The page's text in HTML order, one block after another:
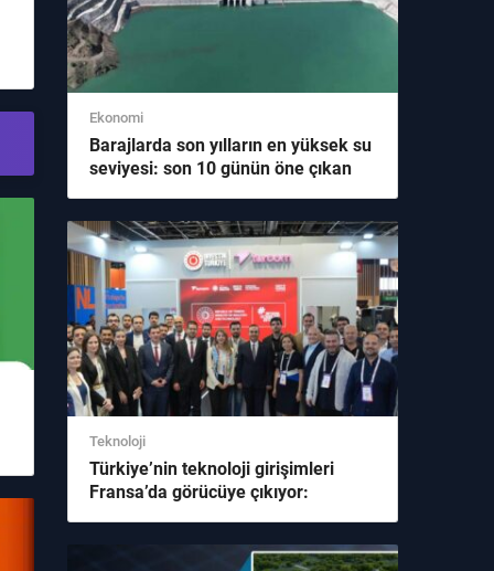
Warning
/home/indirsofting/domains/indirsoft.com/
content/themes/birmedyaa/inc/widgets/sidebar/
on line126
Ekonomi
Barajlarda son yılların en yüksek su
seviyesi: son 10 günün öne çıkan
Warning
/home/indirsofting/domains/indirsoft.com/
Teknoloji
Türkiye’nin teknoloji girişimleri
Fransa’da görücüye çıkıyor: